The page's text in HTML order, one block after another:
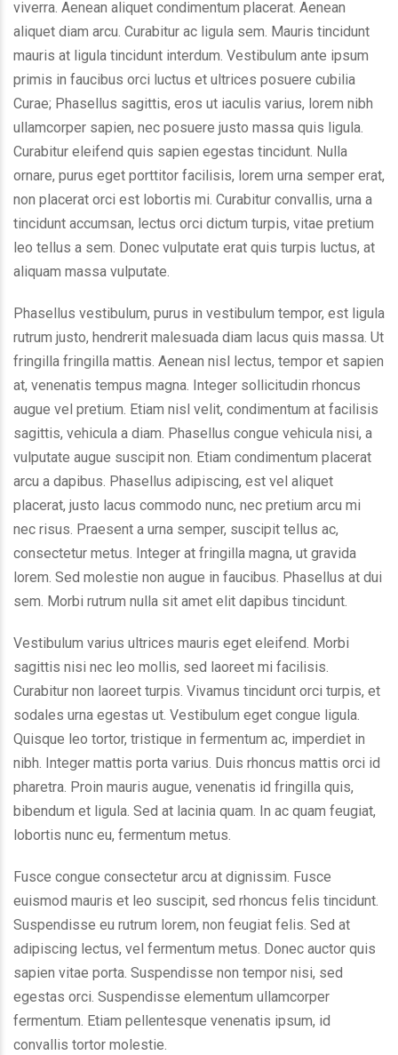
viverra. Aenean aliquet condimentum placerat. Aenean
aliquet diam arcu. Curabitur ac ligula sem. Mauris tincidunt
mauris at ligula tincidunt interdum. Vestibulum ante ipsum
primis in faucibus orci luctus et ultrices posuere cubilia
Curae; Phasellus sagittis, eros ut iaculis varius, lorem nibh
ullamcorper sapien, nec posuere justo massa quis ligula.
Curabitur eleifend quis sapien egestas tincidunt. Nulla
ornare, purus eget porttitor facilisis, lorem urna semper erat,
non placerat orci est lobortis mi. Curabitur convallis, urna a
tincidunt accumsan, lectus orci dictum turpis, vitae pretium
leo tellus a sem. Donec vulputate erat quis turpis luctus, at
aliquam massa vulputate.
Phasellus vestibulum, purus in vestibulum tempor, est ligula
rutrum justo, hendrerit malesuada diam lacus quis massa. Ut
fringilla fringilla mattis. Aenean nisl lectus, tempor et sapien
at, venenatis tempus magna. Integer sollicitudin rhoncus
augue vel pretium. Etiam nisl velit, condimentum at facilisis
sagittis, vehicula a diam. Phasellus congue vehicula nisi, a
vulputate augue suscipit non. Etiam condimentum placerat
arcu a dapibus. Phasellus adipiscing, est vel aliquet
placerat, justo lacus commodo nunc, nec pretium arcu mi
nec risus. Praesent a urna semper, suscipit tellus ac,
consectetur metus. Integer at fringilla magna, ut gravida
lorem. Sed molestie non augue in faucibus. Phasellus at dui
sem. Morbi rutrum nulla sit amet elit dapibus tincidunt.
Vestibulum varius ultrices mauris eget eleifend. Morbi
sagittis nisi nec leo mollis, sed laoreet mi facilisis.
Curabitur non laoreet turpis. Vivamus tincidunt orci turpis, et
sodales urna egestas ut. Vestibulum eget congue ligula.
Quisque leo tortor, tristique in fermentum ac, imperdiet in
nibh. Integer mattis porta varius. Duis rhoncus mattis orci id
pharetra. Proin mauris augue, venenatis id fringilla quis,
bibendum et ligula. Sed at lacinia quam. In ac quam feugiat,
lobortis nunc eu, fermentum metus.
Fusce congue consectetur arcu at dignissim. Fusce
euismod mauris et leo suscipit, sed rhoncus felis tincidunt.
Suspendisse eu rutrum lorem, non feugiat felis. Sed at
adipiscing lectus, vel fermentum metus. Donec auctor quis
sapien vitae porta. Suspendisse non tempor nisi, sed
egestas orci. Suspendisse elementum ullamcorper
fermentum. Etiam pellentesque venenatis ipsum, id
convallis tortor molestie.